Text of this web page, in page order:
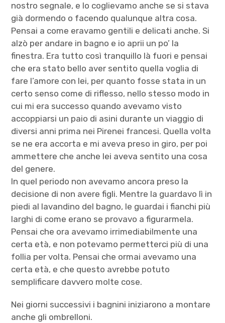
nostro segnale, e lo coglievamo anche se si stava
già dormendo o facendo qualunque altra cosa.
Pensai a come eravamo gentili e delicati anche. Si
alzò per andare in bagno e io aprii un po’ la
finestra. Era tutto così tranquillo là fuori e pensai
che era stato bello aver sentito quella voglia di
fare l’amore con lei, per quanto fosse stata in un
certo senso come di riflesso, nello stesso modo in
cui mi era successo quando avevamo visto
accoppiarsi un paio di asini durante un viaggio di
diversi anni prima nei Pirenei francesi. Quella volta
se ne era accorta e mi aveva preso in giro, per poi
ammettere che anche lei aveva sentito una cosa
del genere.
In quel periodo non avevamo ancora preso la
decisione di non avere figli. Mentre la guardavo lì in
piedi al lavandino del bagno, le guardai i fianchi più
larghi di come erano se provavo a figurarmela.
Pensai che ora avevamo irrimediabilmente una
certa età, e non potevamo permetterci più di una
follia per volta. Pensai che ormai avevamo una
certa età, e che questo avrebbe potuto
semplificare davvero molte cose.
Nei giorni successivi i bagnini iniziarono a montare
anche gli ombrelloni.